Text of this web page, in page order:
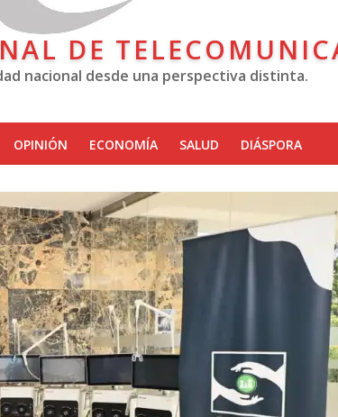
DE
nacional desde una perspectiva distinta.
OPINIÓN ECONOMÍA SALUD DIÁSPORA